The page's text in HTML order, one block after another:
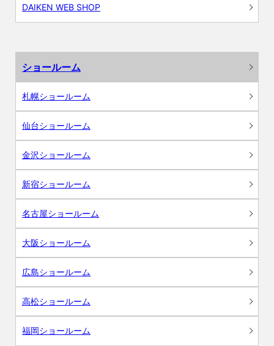
DAIKEN WEB SHOP
ショールーム
札幌ショールーム
仙台ショールーム
金沢ショールーム
新宿ショールーム
名古屋ショールーム
大阪ショールーム
広島ショールーム
高松ショールーム
福岡ショールーム